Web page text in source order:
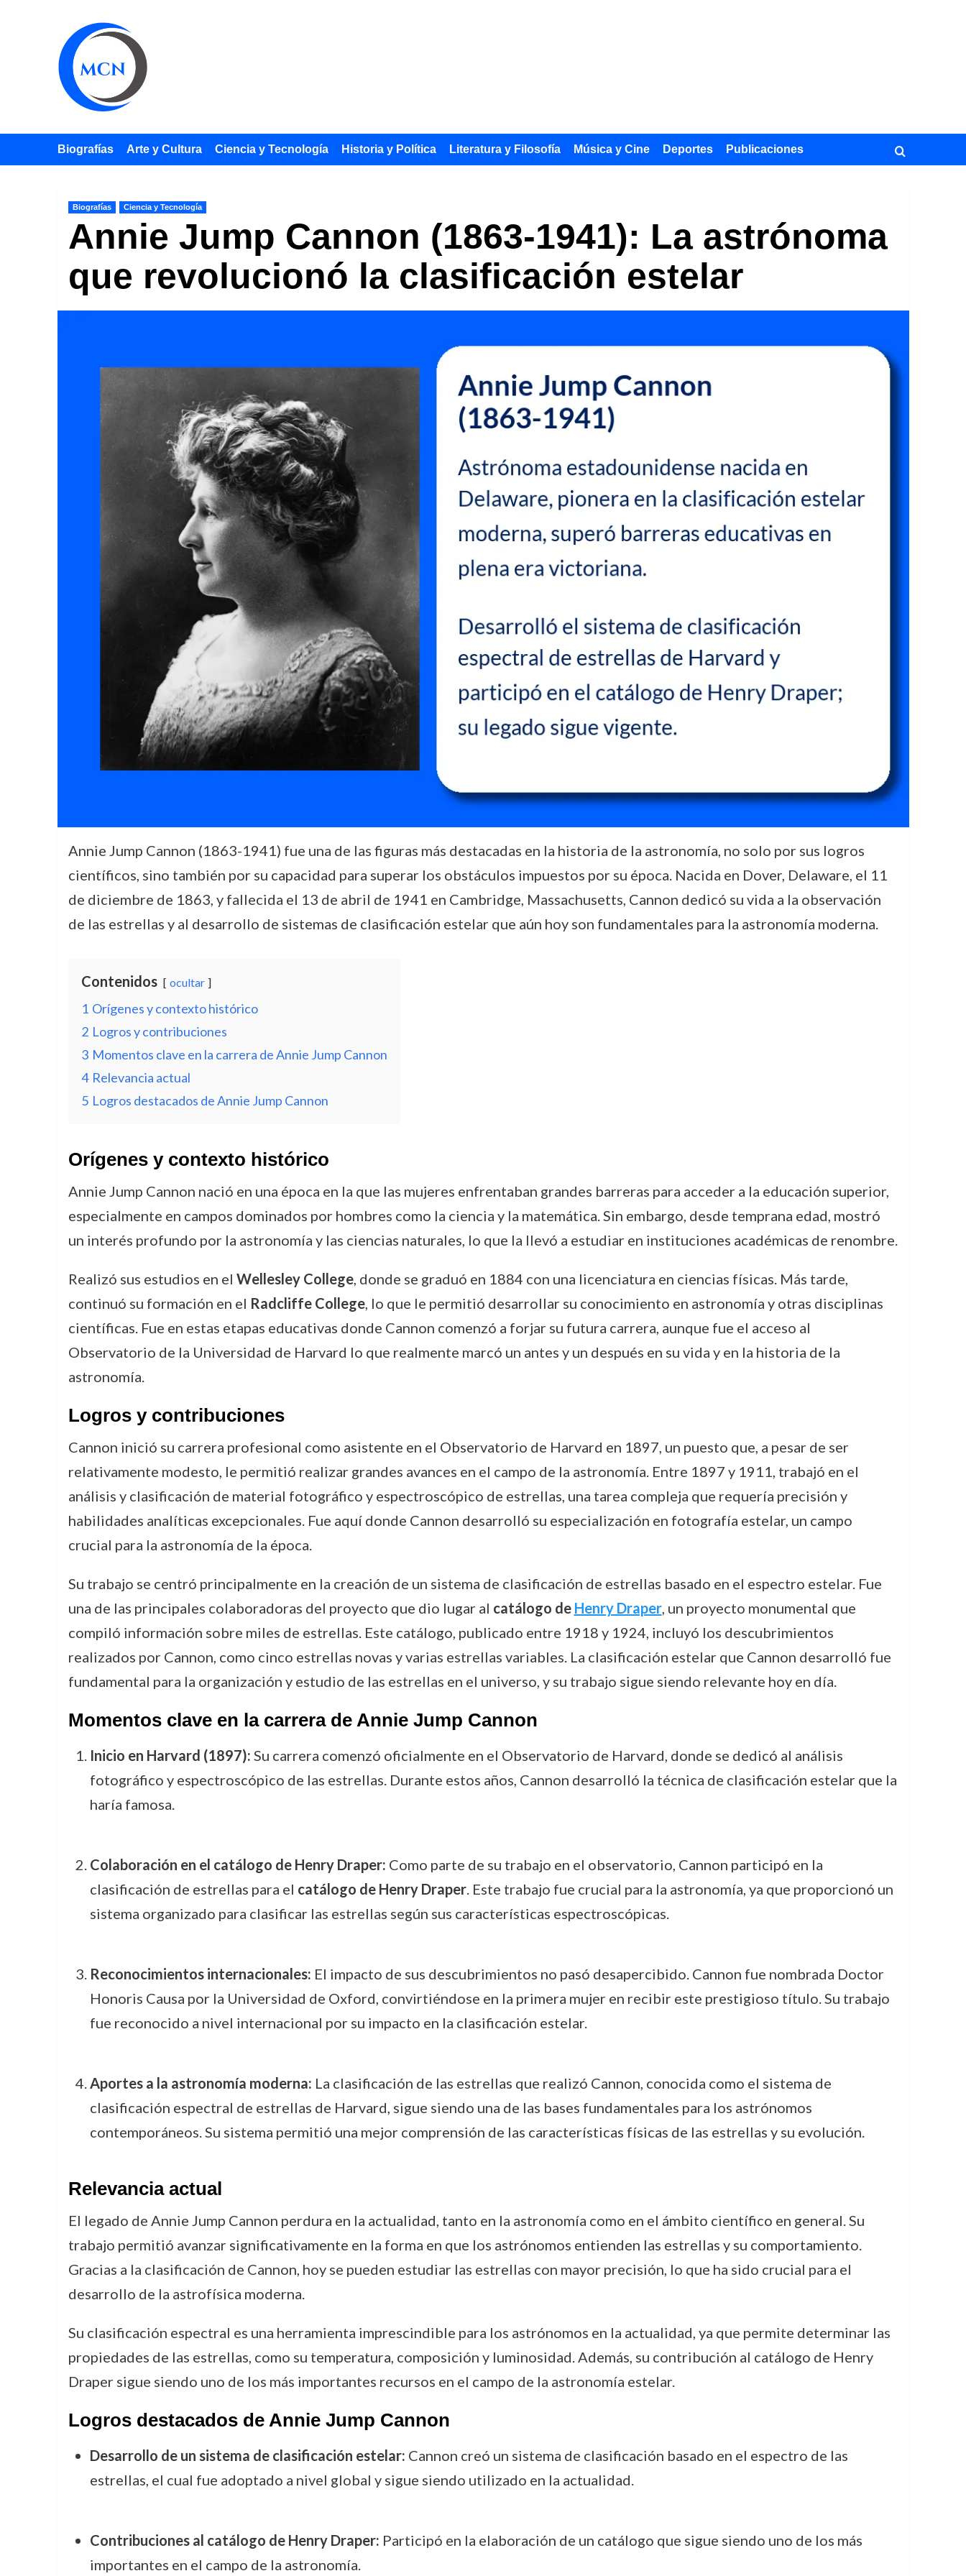
Biografías Arte y Cultura Ciencia y Tecnología Historia y Política Literatura y Filosofía Música y Cine Deportes Publicaciones
Biografías Ciencia y Tecnología
Annie Jump Cannon (1863-1941): La astrónoma
que revolucionó la clasificación estelar
Annie Jump Cannon (1863-1941) fue una de las figuras más destacadas en la historia de la astronomía, no solo por sus logros
científicos, sino también por su capacidad para superar los obstáculos impuestos por su época. Nacida en Dover, Delaware, el 11
de diciembre de 1863, y fallecida el 13 de abril de 1941 en Cambridge, Massachusetts, Cannon dedicó su vida a la observación
de las estrellas y al desarrollo de sistemas de clasificación estelar que aún hoy son fundamentales para la astronomía moderna.
Contenidos ocultar
1 Orígenes y contexto histórico
2 Logros y contribuciones
3 Momentos clave en la carrera de Annie Jump Cannon
4 Relevancia actual
5 Logros destacados de Annie Jump Cannon
Orígenes y contexto histórico
Annie Jump Cannon nació en una época en la que las mujeres enfrentaban grandes barreras para acceder a la educación superior,
especialmente en campos dominados por hombres como la ciencia y la matemática. Sin embargo, desde temprana edad, mostró
un interés profundo por la astronomía y las ciencias naturales, lo que la llevó a estudiar en instituciones académicas de renombre.
Realizó sus estudios en el Wellesley College, donde se graduó en 1884 con una licenciatura en ciencias físicas. Más tarde,
continuó su formación en el Radcliffe College, lo que le permitió desarrollar su conocimiento en astronomía y otras disciplinas
científicas. Fue en estas etapas educativas donde Cannon comenzó a forjar su futura carrera, aunque fue el acceso al
Observatorio de la Universidad de Harvard lo que realmente marcó un antes y un después en su vida y en la historia de la
astronomía.
Logros y contribuciones
Cannon inició su carrera profesional como asistente en el Observatorio de Harvard en 1897, un puesto que, a pesar de ser
relativamente modesto, le permitió realizar grandes avances en el campo de la astronomía. Entre 1897 y 1911, trabajó en el
análisis y clasificación de material fotográfico y espectroscópico de estrellas, una tarea compleja que requería precisión y
habilidades analíticas excepcionales. Fue aquí donde Cannon desarrolló su especialización en fotografía estelar, un campo
crucial para la astronomía de la época.
Su trabajo se centró principalmente en la creación de un sistema de clasificación de estrellas basado en el espectro estelar. Fue
una de las principales colaboradoras del proyecto que dio lugar al catálogo de Henry Draper, un proyecto monumental que
compiló información sobre miles de estrellas. Este catálogo, publicado entre 1918 y 1924, incluyó los descubrimientos
realizados por Cannon, como cinco estrellas novas y varias estrellas variables. La clasificación estelar que Cannon desarrolló fue
fundamental para la organización y estudio de las estrellas en el universo, y su trabajo sigue siendo relevante hoy en día.
Momentos clave en la carrera de Annie Jump Cannon
Inicio en Harvard (1897): Su carrera comenzó oficialmente en el Observatorio de Harvard, donde se dedicó al análisis
fotográfico y espectroscópico de las estrellas. Durante estos años, Cannon desarrolló la técnica de clasificación estelar que la
haría famosa.
Colaboración en el catálogo de Henry Draper: Como parte de su trabajo en el observatorio, Cannon participó en la
clasificación de estrellas para el catálogo de Henry Draper. Este trabajo fue crucial para la astronomía, ya que proporcionó un
sistema organizado para clasificar las estrellas según sus características espectroscópicas.
Reconocimientos internacionales: El impacto de sus descubrimientos no pasó desapercibido. Cannon fue nombrada Doctor
Honoris Causa por la Universidad de Oxford, convirtiéndose en la primera mujer en recibir este prestigioso título. Su trabajo
fue reconocido a nivel internacional por su impacto en la clasificación estelar.
Aportes a la astronomía moderna: La clasificación de las estrellas que realizó Cannon, conocida como el sistema de
clasificación espectral de estrellas de Harvard, sigue siendo una de las bases fundamentales para los astrónomos
contemporáneos. Su sistema permitió una mejor comprensión de las características físicas de las estrellas y su evolución.
Relevancia actual
El legado de Annie Jump Cannon perdura en la actualidad, tanto en la astronomía como en el ámbito científico en general. Su
trabajo permitió avanzar significativamente en la forma en que los astrónomos entienden las estrellas y su comportamiento.
Gracias a la clasificación de Cannon, hoy se pueden estudiar las estrellas con mayor precisión, lo que ha sido crucial para el
desarrollo de la astrofísica moderna.
Su clasificación espectral es una herramienta imprescindible para los astrónomos en la actualidad, ya que permite determinar las
propiedades de las estrellas, como su temperatura, composición y luminosidad. Además, su contribución al catálogo de Henry
Draper sigue siendo uno de los más importantes recursos en el campo de la astronomía estelar.
Logros destacados de Annie Jump Cannon
Desarrollo de un sistema de clasificación estelar: Cannon creó un sistema de clasificación basado en el espectro de las
estrellas, el cual fue adoptado a nivel global y sigue siendo utilizado en la actualidad.
Contribuciones al catálogo de Henry Draper: Participó en la elaboración de un catálogo que sigue siendo uno de los más
importantes en el campo de la astronomía.